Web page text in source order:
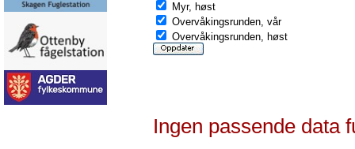
Myr, høst
Overvåkingsrunden, vår
Overvåkingsrunden, høst
Ingen passende data